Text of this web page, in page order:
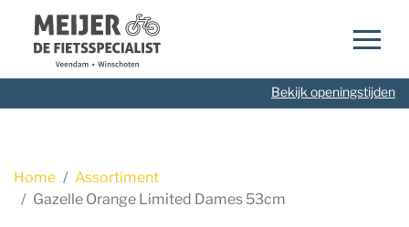
Navigatie
Bekijk openingstijden
Home
Assortiment
Gazelle Orange Limited Dames 53cm